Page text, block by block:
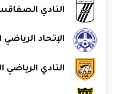
النادي
الإتحاد
النادي الرياضي